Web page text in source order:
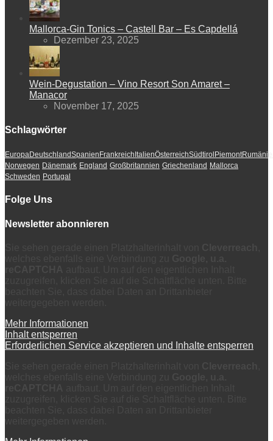
Mallorca-Gin Tonics – Castell Bar – Es Capdellá
Dezember 23, 2025
Wein-Degustation – Vino Resort Son Amaret –
Manacor
November 17, 2025
Schlagwörter
EuropaDeutschlandSpanien Frankreich ItalienÖsterreichSüdtirol Piemont
Norwegen Dänemark England Großbritannien Griechenland Mallorca
Schweden Portugal
Folge Uns
Newsletter abonnieren
Mehr Informationen
Inhalt entsperren
Erforderlichen Service akzeptieren und Inhalte entsperren